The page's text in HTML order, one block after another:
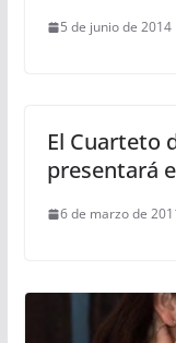
5 de junio de 2014
El Cuarteto
presentará
6 de marzo de